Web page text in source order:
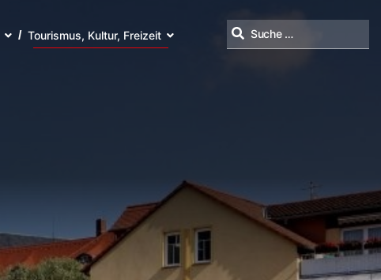
Tourismus, Kultur, Freizeit